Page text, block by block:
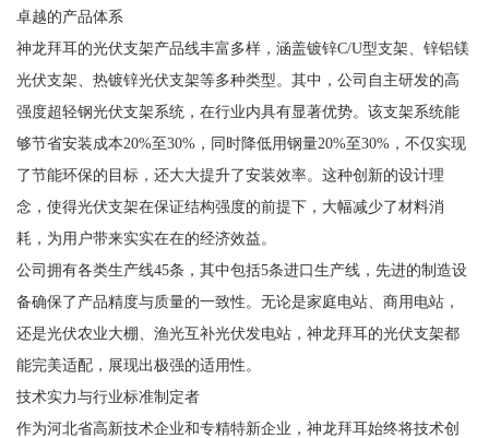
卓越的产品体系
神龙拜耳的光伏支架产品线丰富多样，涵盖镀锌C/U型支架、锌铝镁
光伏支架、热镀锌光伏支架等多种类型。其中，公司自主研发的高
强度超轻钢光伏支架系统，在行业内具有显著优势。该支架系统能
够节省安装成本20%至30%，同时降低用钢量20%至30%，不仅实现
了节能环保的目标，还大大提升了安装效率。这种创新的设计理
念，使得光伏支架在保证结构强度的前提下，大幅减少了材料消
耗，为用户带来实实在在的经济效益。
公司拥有各类生产线45条，其中包括5条进口生产线，先进的制造设
备确保了产品精度与质量的一致性。无论是家庭电站、商用电站，
还是光伏农业大棚、渔光互补光伏发电站，神龙拜耳的光伏支架都
能完美适配，展现出极强的适用性。
技术实力与行业标准制定者
作为河北省高新技术企业和专精特新企业，神龙拜耳始终将技术创